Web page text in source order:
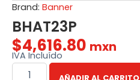
Brand: Banner
BHAT23P
$4,616.80 mxn
IVA Incluído
AÑADIR AL CARRITO